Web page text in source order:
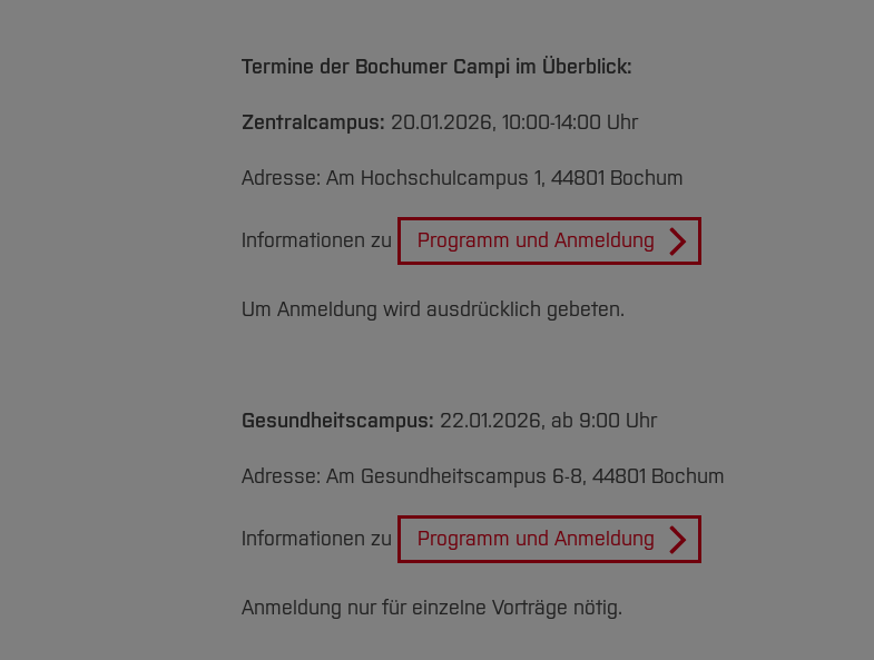
Termine der Bochumer Campi im Überblick:
Zentralcampus: 20.01.2026, 10:00-14:00 Uhr
Adresse: Am Hochschulcampus 1, 44801 Bochum
Informationen zu Programm und Anmeldung
Um Anmeldung wird ausdrücklich gebeten.
Gesundheitscampus: 22.01.2026, ab 9:00 Uhr
Adresse: Am Gesundheitscampus 6-8, 44801 Bochum
Informationen zu Programm und Anmeldung
Anmeldung nur für einzelne Vorträge nötig.